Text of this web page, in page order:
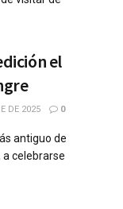
el
DE 2025 0
antiguo de
a celebrarse